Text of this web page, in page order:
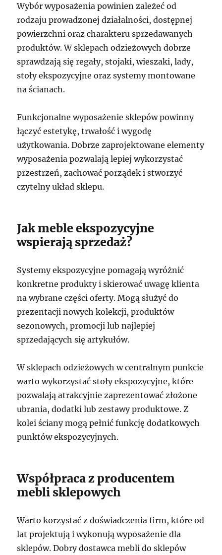
Wybór wyposażenia powinien zależeć od
rodzaju prowadzonej działalności, dostępnej
powierzchni oraz charakteru sprzedawanych
produktów. W sklepach odzieżowych dobrze
sprawdzają się regały, stojaki, wieszaki, lady,
stoły ekspozycyjne oraz systemy montowane
na ścianach.
Funkcjonalne wyposażenie sklepów powinny
łączyć estetykę, trwałość i wygodę
użytkowania. Dobrze zaprojektowane elementy
wyposażenia pozwalają lepiej wykorzystać
przestrzeń, zachować porządek i stworzyć
czytelny układ sklepu.
Jak meble ekspozycyjne
wspierają sprzedaż?
Systemy ekspozycyjne pomagają wyróżnić
konkretne produkty i skierować uwagę klienta
na wybrane części oferty. Mogą służyć do
prezentacji nowych kolekcji, produktów
sezonowych, promocji lub najlepiej
sprzedających się artykułów.
W sklepach odzieżowych w centralnym punkcie
warto wykorzystać stoły ekspozycyjne, które
pozwalają atrakcyjnie zaprezentować złożone
ubrania, dodatki lub zestawy produktowe. Z
kolei ściany mogą pełnić funkcję dodatkowych
punktów ekspozycyjnych.
Współpraca z producentem
mebli sklepowych
Warto korzystać z doświadczenia firm, które od
lat projektują i wykonują wyposażenie dla
sklepów. Dobry dostawca mebli do sklepów